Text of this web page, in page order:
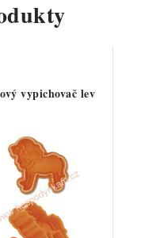
vypichovač lev